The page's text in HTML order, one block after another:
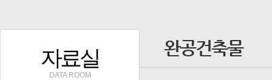
자료실
DATA ROOM
완공건축물